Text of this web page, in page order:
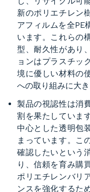
新のポリエチレン
アフィルムを全PE
います。これらの
型、耐久性があり
ョンはプラスチッ
境に優しい材料の
への取り組みに大
製品の視認性は消
割を果たしていま
中心とした透明包
まっています。こ
確認したいという
り、信頼を育み購
ポリエチレンバリ
ンスを強化するた